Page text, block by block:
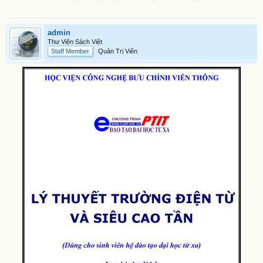
admin
Thư Viện Sách Việt
Staff Member
Quản Trị Viên